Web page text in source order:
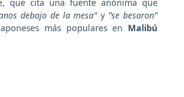
que cita una fuente anónima que
debajo de la mesa"y "se besaron"
más populares en Malibú